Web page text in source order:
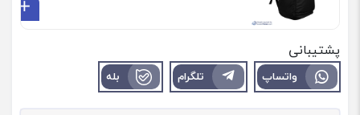
پشتیبانی
واتساپ تلگرام بله